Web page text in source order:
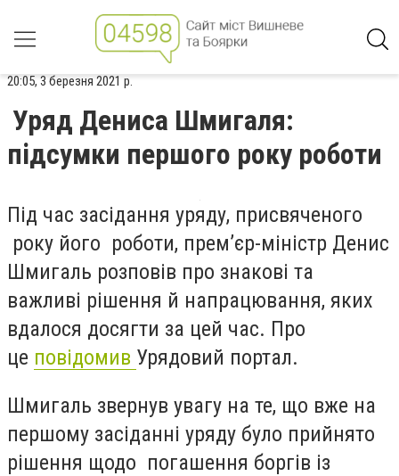
20:05, 3 березня 2021 р.
Уряд Дениса Шмигаля:
підсумки першого року роботи
Під час засідання уряду, присвяченого
року його роботи, прем’єр-міністр Денис
Шмигаль розповів про знакові та
важливі рішення й напрацювання, яких
вдалося досягти за цей час. Про
це повідомив Урядовий портал.
Шмигаль звернув увагу на те, що вже на
першому засіданні уряду було прийнято
рішення щодо погашення боргів із